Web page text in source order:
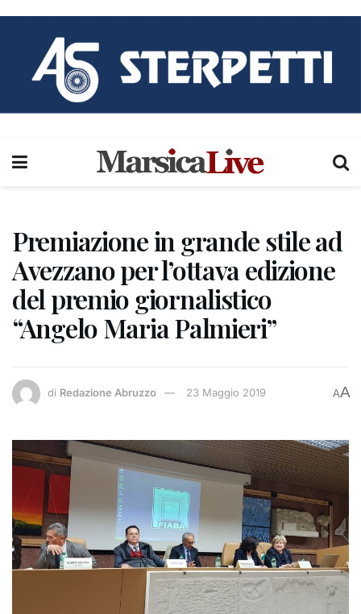
Premiazione in grande stile ad
Avezzano per l’ottava edizione
del premio giornalistico
“Angelo Maria Palmieri”
di Redazione Abruzzo 23 Maggio 2019 AA